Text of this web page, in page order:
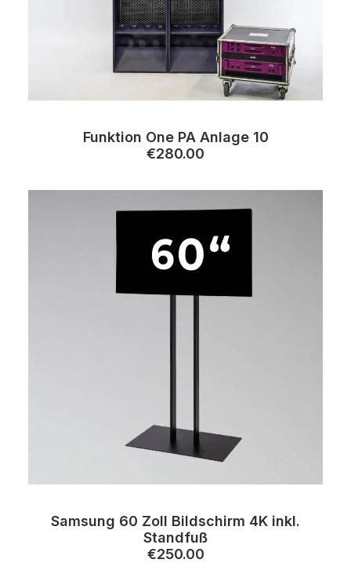
Funktion One PA Anlage 10
€280.00
Samsung 60 Zoll Bildschirm 4K inkl.
Standfuß
€250.00